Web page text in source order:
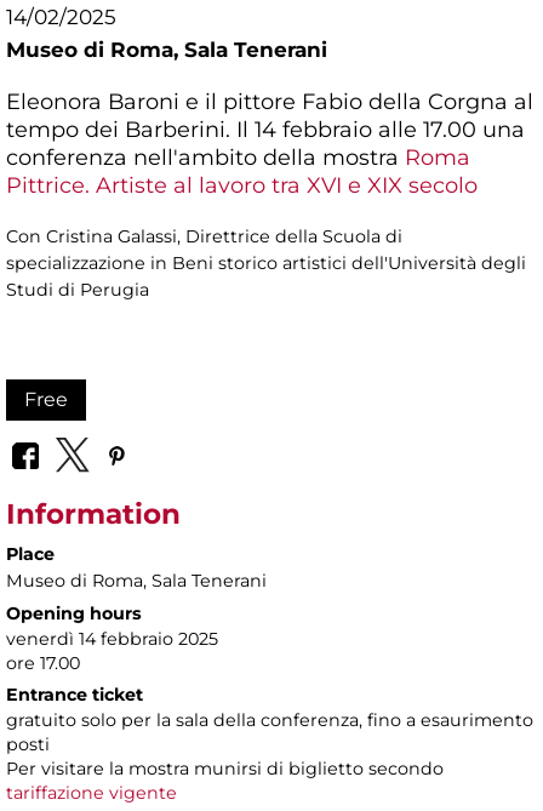
14/02/2025
Museo di Roma, Sala Tenerani
Eleonora Baroni e il pittore Fabio della Corgna al
tempo dei Barberini. Il 14 febbraio alle 17.00 una
conferenza nell'ambito della mostra Roma
Pittrice. Artiste al lavoro tra XVI e XIX secolo
Con Cristina Galassi, Direttrice della Scuola di
specializzazione in Beni storico artistici dell'Università degli
Studi di Perugia
Free
Information
Place
Museo di Roma, Sala Tenerani
Opening hours
venerdì 14 febbraio 2025
ore 17.00
Entrance ticket
gratuito solo per la sala della conferenza, fino a esaurimento
posti
Per visitare la mostra munirsi di biglietto secondo
tariffazione vigente